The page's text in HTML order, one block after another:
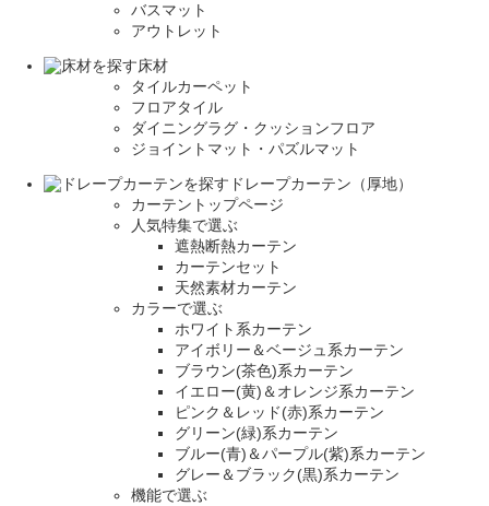
バスマット
アウトレット
床材
タイルカーペット
フロアタイル
ダイニングラグ・クッションフロア
ジョイントマット・パズルマット
ドレープカーテン（厚地）
カーテントップページ
人気特集で選ぶ
遮熱断熱カーテン
カーテンセット
天然素材カーテン
カラーで選ぶ
ホワイト系カーテン
アイボリー＆ベージュ系カーテン
ブラウン(茶色)系カーテン
イエロー(黄)＆オレンジ系カーテン
ピンク＆レッド(赤)系カーテン
グリーン(緑)系カーテン
ブルー(青)＆パープル(紫)系カーテン
グレー＆ブラック(黒)系カーテン
機能で選ぶ